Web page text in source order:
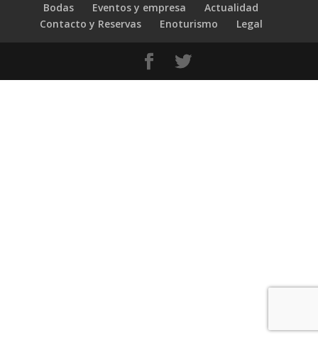
Bodas
Eventos y empresa
Actualidad
Contacto y Reservas
Enoturismo Legal